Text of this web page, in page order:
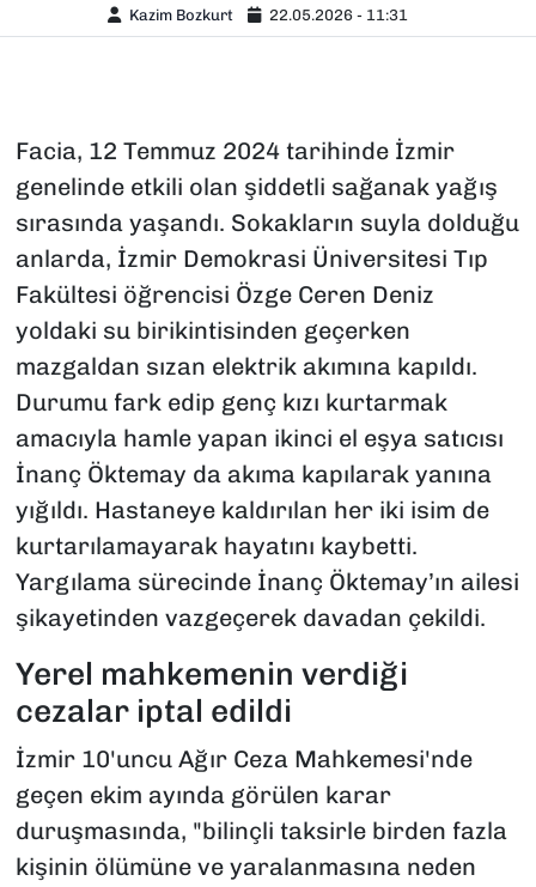
Kazim Bozkurt 22.05.2026 - 11:31
Facia, 12 Temmuz 2024 tarihinde İzmir
genelinde etkili olan şiddetli sağanak yağış
sırasında yaşandı. Sokakların suyla dolduğu
anlarda, İzmir Demokrasi Üniversitesi Tıp
Fakültesi öğrencisi Özge Ceren Deniz
yoldaki su birikintisinden geçerken
mazgaldan sızan elektrik akımına kapıldı.
Durumu fark edip genç kızı kurtarmak
amacıyla hamle yapan ikinci el eşya satıcısı
İnanç Öktemay da akıma kapılarak yanına
yığıldı. Hastaneye kaldırılan her iki isim de
kurtarılamayarak hayatını kaybetti.
Yargılama sürecinde İnanç Öktemay’ın ailesi
şikayetinden vazgeçerek davadan çekildi.
Yerel mahkemenin verdiği
cezalar iptal edildi
İzmir 10'uncu Ağır Ceza Mahkemesi'nde
geçen ekim ayında görülen karar
duruşmasında, "bilinçli taksirle birden fazla
kişinin ölümüne ve yaralanmasına neden